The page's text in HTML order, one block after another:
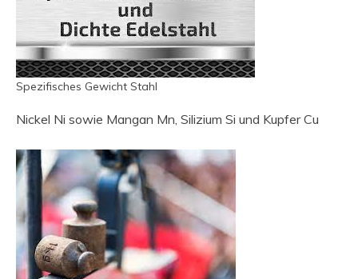
Spezifisches Gewicht Stahl
Nickel Ni sowie Mangan Mn, Silizium Si und Kupfer Cu